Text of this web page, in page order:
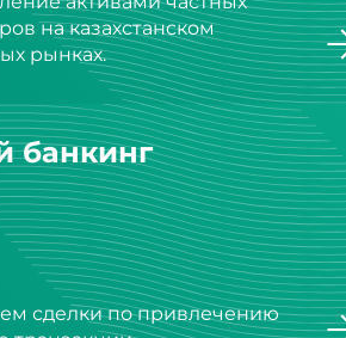
на казахстанском
рынках.
банкинг
сделки по привлечению
транзакции.